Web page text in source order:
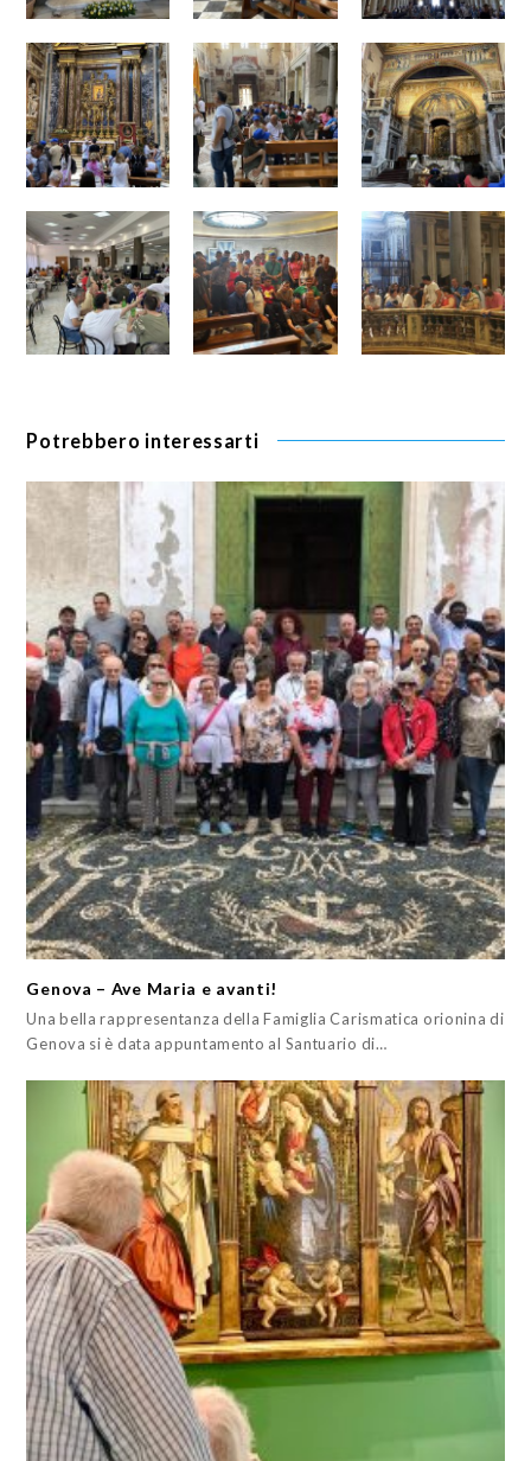
Potrebbero interessarti
Genova – Ave Maria e avanti!
Una bella rappresentanza della Famiglia Carismatica orionina di
Genova si è data appuntamento al Santuario di…